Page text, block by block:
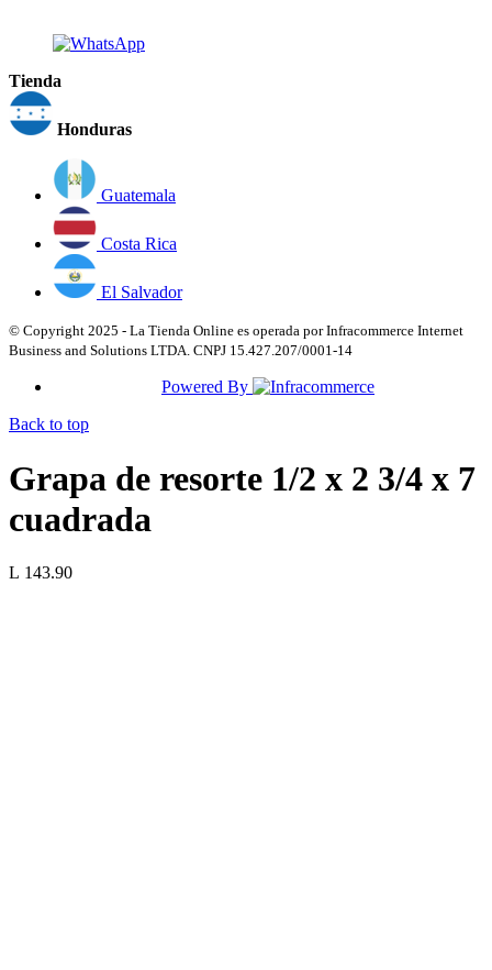
Tienda
Honduras
Guatemala
Costa Rica
El Salvador
© Copyright 2025 - La Tienda Online es operada por Infracommerce Internet
Business and Solutions LTDA. CNPJ 15.427.207/0001-14
Powered By
Back to top
Grapa de resorte 1/2 x 2 3/4 x 7
cuadrada
L 143.90